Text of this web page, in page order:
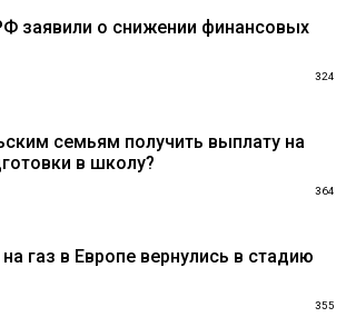
заявили о снижении финансовых
324
семьям получить выплату на
в школу?
364
газ в Европе вернулись в стадию
355